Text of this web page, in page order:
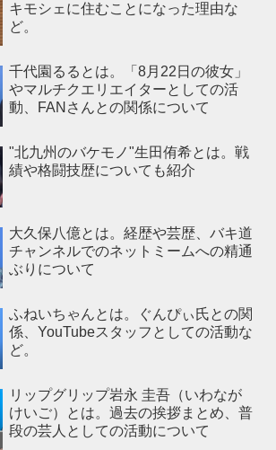
キモシェに住むことになった理由な
ど。
千代園るるとは。「8月22日の彼女」
やマルチクエリエイターとしての活
動、FANさんとの関係について
"北九州のバケモノ"生田侑希とは。戦
績や格闘技歴についても紹介
大久保八億とは。経歴や芸歴、バキ道
チャンネルでのネットミームへの精通
ぶりについて
ふねいちゃんとは。ぐんぴぃ氏との関
係、YouTubeスタッフとしての活動な
ど。
リップグリップ岩永 圭吾（いわなが
けいご）とは。過去の挨拶まとめ、普
段の芸人としての活動について